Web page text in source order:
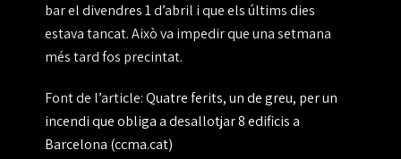
barel divendres 1 d’abril i que els últims dies
estava tancat. Això va impedir que una setmana
més tard fos precintat.
Font de l’article:Quatre ferits, un de greu, per un
incendi que obliga a desallotjar 8 edificis a
Barcelona (ccma.cat)